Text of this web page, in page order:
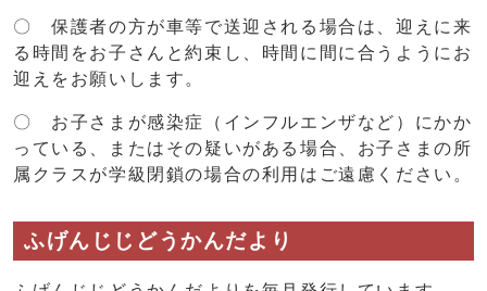
〇 保護者の方が車等で送迎される場合は、迎えに来
る時間をお子さんと約束し、時間に間に合うようにお
迎えをお願いします。
〇 お子さまが感染症（インフルエンザなど）にかか
っている、またはその疑いがある場合、お子さまの所
属クラスが学級閉鎖の場合の利用はご遠慮ください。
ふげんじじどうかんだより